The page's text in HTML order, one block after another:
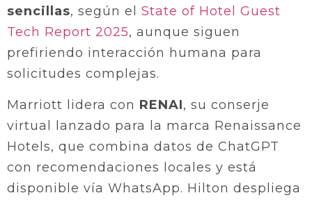
sencillas, según el State of Hotel Guest
Tech Report 2025, aunque siguen
prefiriendo interacción humana para
solicitudes complejas.
Marriott lidera con RENAI, su conserje
virtual lanzado para la marca Renaissance
Hotels, que combina datos de ChatGPT
con recomendaciones locales y está
disponible vía WhatsApp. Hilton despliega